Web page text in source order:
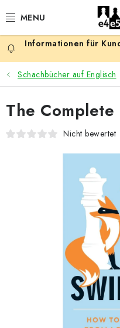
Inhalt
AKTION
SCHACHSPIELE
SCHACHFIGUREN
SCHACHBRETTER
SCHACHBÜCHER
SCHACH-
SCHACH ONLINE
SCHACH-MERCH
SCHACH GESCHENKE
Schachbücher auf Englisch
The
Nicht bewertet